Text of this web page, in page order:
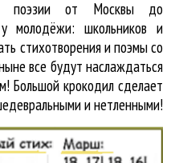
поэзии от Москвы до
молодёжи: школьников и
стихотворения и поэмы со
все будут наслаждаться
Большой крокодил cделает
и нетленными!